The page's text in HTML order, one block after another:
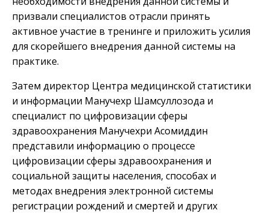
призвали специалистов отрасли принять
активное участие в тренинге и приложить усилия
для скорейшего внедрения данной системы на
практике.
Затем директор Центра медицинской статистики
и информации Манучехр Шамсуллозода и
специалист по цифровизации сферы
здравоохранения Манучехри Асомиддин
представили информацию о процессе
цифровизации сферы здравоохранения и
социальной защиты населения, способах и
методах внедрения электронной системы
регистрации рождений и смертей и других